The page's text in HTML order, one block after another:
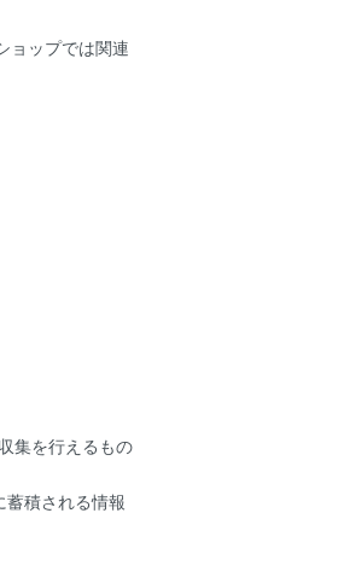
ョップでは関連
集を行えるもの
積される情報